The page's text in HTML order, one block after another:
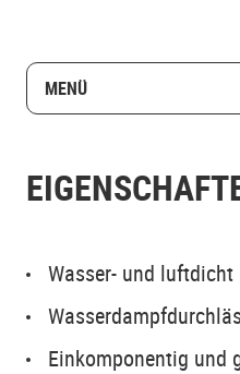
MENÜ
Wasser- und luftdicht
Einkomponentig und